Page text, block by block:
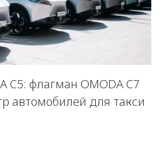
C5: флагман OMODA C7
автомобилей для такси